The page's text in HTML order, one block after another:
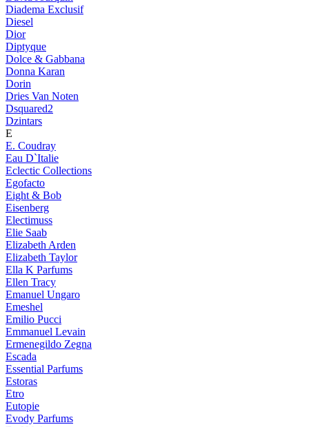
Diadema Exclusif
Diesel
Dior
Diptyque
Dolce & Gabbana
Donna Karan
Dorin
Dries Van Noten
Dsquared2
Dzintars
E
E. Coudray
Eau D`Italie
Eclectic Collections
Egofacto
Eight & Bob
Eisenberg
Electimuss
Elie Saab
Elizabeth Arden
Elizabeth Taylor
Ella K Parfums
Ellen Tracy
Emanuel Ungaro
Emeshel
Emilio Pucci
Emmanuel Levain
Ermenegildo Zegna
Escada
Essential Parfums
Estoras
Etro
Eutopie
Evody Parfums